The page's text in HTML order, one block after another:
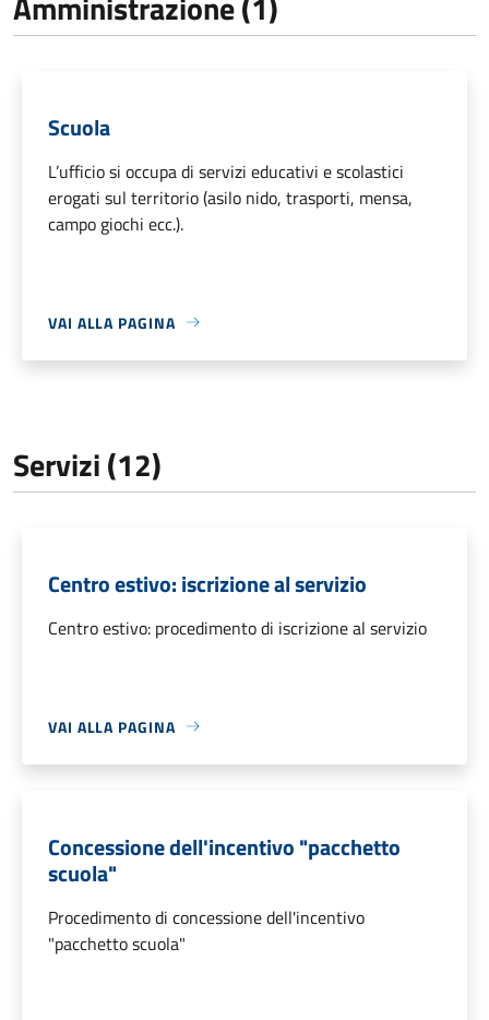
Scuola
L’ufficio si occupa di servizi educativi e scolastici
erogati sul territorio (asilo nido, trasporti, mensa,
campo giochi ecc.).
VAI ALLA PAGINA
Servizi (12)
Centro estivo: iscrizione al servizio
Centro estivo: procedimento di iscrizione al servizio
VAI ALLA PAGINA
Concessione dell'incentivo "pacchetto
scuola"
Procedimento di concessione dell'incentivo
"pacchetto scuola"